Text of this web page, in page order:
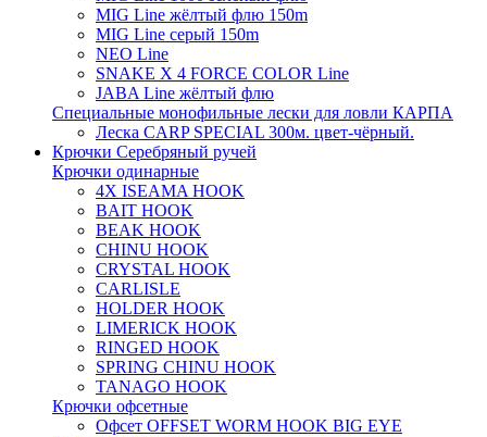
MIG Line жёлтый флю 150m
MIG Line серый 150m
NEO Line
SNAKE X 4 FORCE COLOR Line
JABA Line жёлтый флю
Специальные монофильные лески для ловли КАРПА
Леска CARP SPECIAL 300м. цвет-чёрный.
Крючки Серебряный ручей
Крючки одинарные
4X ISEAMA HOOK
BAIT HOOK
BEAK HOOK
CHINU HOOK
CRYSTAL HOOK
CARLISLE
HOLDER HOOK
LIMERICK HOOK
RINGED HOOK
SPRING CHINU HOOK
TANAGO HOOK
Крючки офсетные
Офсет OFFSET WORM HOOK BIG EYE